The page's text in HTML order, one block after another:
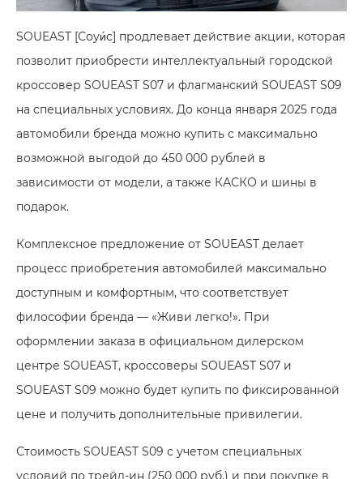
SOUEAST [Соуи́с] продлевает действие акции, которая
позволит приобрести интеллектуальный городской
кроссовер SOUEAST S07 и флагманский SOUEAST S09
на специальных условиях. До конца января 2025 года
автомобили бренда можно купить с максимально
возможной выгодой до 450 000 рублей в
зависимости от модели, а также КАСКО и шины в
подарок.
Комплексное предложение от SOUEAST делает
процесс приобретения автомобилей максимально
доступным и комфортным, что соответствует
философии бренда — «Живи легко!». При
оформлении заказа в официальном дилерском
центре SOUEAST, кроссоверы SOUEAST S07 и
SOUEAST S09 можно будет купить по фиксированной
цене и получить дополнительные привилегии.
Стоимость SOUEAST S09 с учетом специальных
условий по трейд-ин (250 000 руб.) и при покупке в